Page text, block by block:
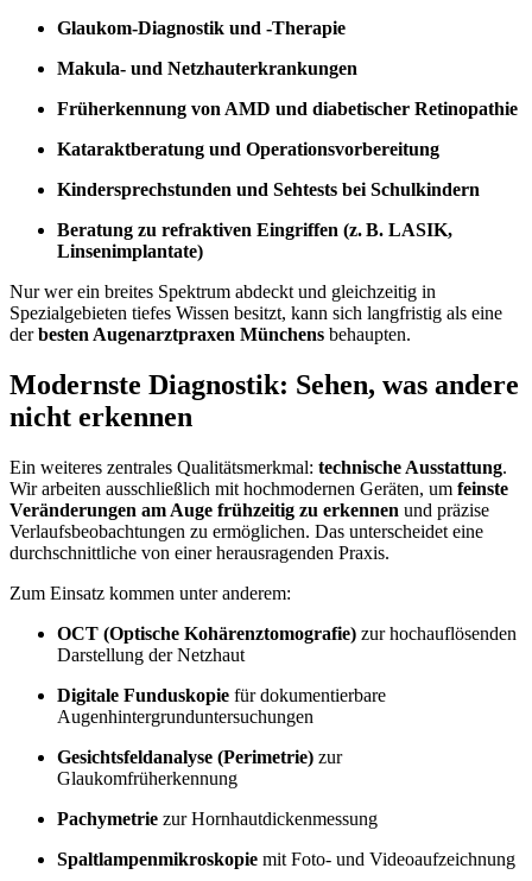
Glaukom-Diagnostik und -Therapie
Makula- und Netzhauterkrankungen
Früherkennung von AMD und diabetischer Retinopathie
Kataraktberatung und Operationsvorbereitung
Kindersprechstunden und Sehtests bei Schulkindern
Beratung zu refraktiven Eingriffen (z. B. LASIK,
Linsenimplantate)
Nur wer ein breites Spektrum abdeckt und gleichzeitig in
Spezialgebieten tiefes Wissen besitzt, kann sich langfristig als eine
derbesten Augenarztpraxen Münchens behaupten.
Modernste Diagnostik: Sehen, was andere
nicht erkennen
Ein weiteres zentrales Qualitätsmerkmal: technische Ausstattung.
Wir arbeiten ausschließlich mit hochmodernen Geräten, um feinste
Veränderungen am Auge frühzeitig zu erkennen und präzise
Verlaufsbeobachtungen zu ermöglichen. Das unterscheidet eine
durchschnittliche von einer herausragenden Praxis.
Zum Einsatz kommen unter anderem:
OCT (Optische Kohärenztomografie) zur hochauflösenden
Darstellung der Netzhaut
Digitale Funduskopie für dokumentierbare
Augenhintergrunduntersuchungen
Gesichtsfeldanalyse (Perimetrie) zur
Glaukomfrüherkennung
Pachymetrie zur Hornhautdickenmessung
Spaltlampenmikroskopie mit Foto- und Videoaufzeichnung